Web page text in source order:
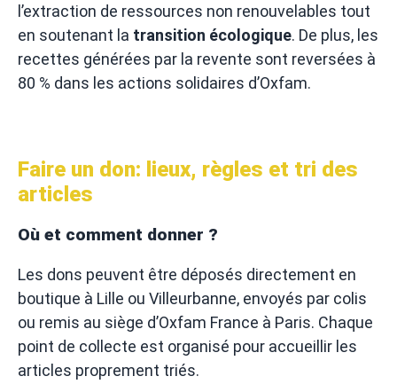
l’extraction de ressources non renouvelables tout
en soutenant la transition écologique. De plus, les
recettes générées par la revente sont reversées à
80 % dans les actions solidaires d’Oxfam.
Faire un don: lieux, règles et tri des
articles
Où et comment donner ?
Les dons peuvent être déposés directement en
boutique à Lille ou Villeurbanne, envoyés par colis
ou remis au siège d’Oxfam France à Paris. Chaque
point de collecte est organisé pour accueillir les
articles proprement triés.